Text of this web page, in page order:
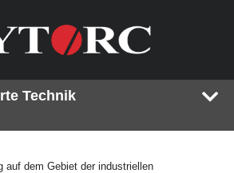
Technik
auf dem Gebiet der industriellen